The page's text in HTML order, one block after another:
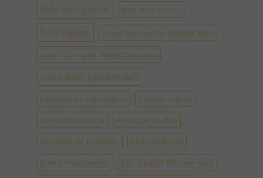
bolo sem gluten bolo sem lactose
bolo vegano como fazer arroz integral cateto
como fazer pão integral em casa
como fazer pão low carb
hamburguer vegetariano mousse vegana
overnight de aveia overnight de chia
overnight de morango prato principal
pratos vegetarianos pão integral feito em casa